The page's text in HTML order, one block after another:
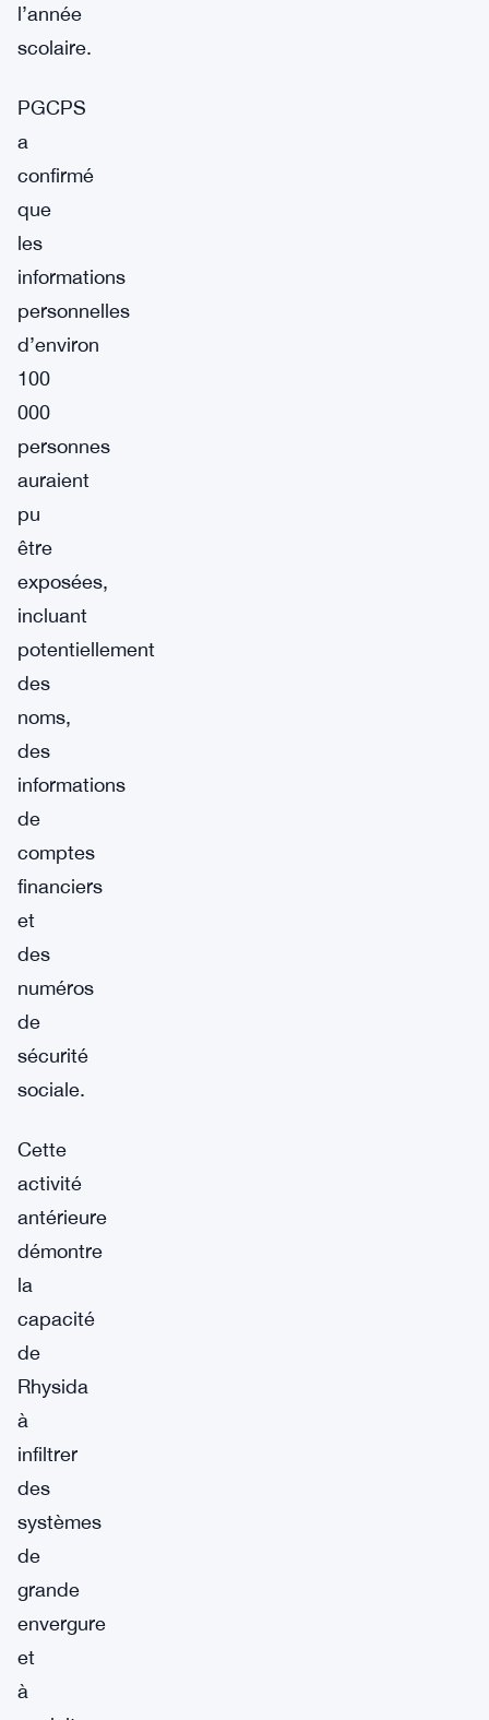
l’année
scolaire.
PGCPS
a
confirmé
que
les
informations
personnelles
d’environ
100
000
personnes
auraient
pu
être
exposées,
incluant
potentiellement
des
noms,
des
informations
de
comptes
financiers
et
des
numéros
de
sécurité
sociale.
Cette
activité
antérieure
démontre
la
capacité
de
Rhysida
à
infiltrer
des
systèmes
de
grande
envergure
et
à